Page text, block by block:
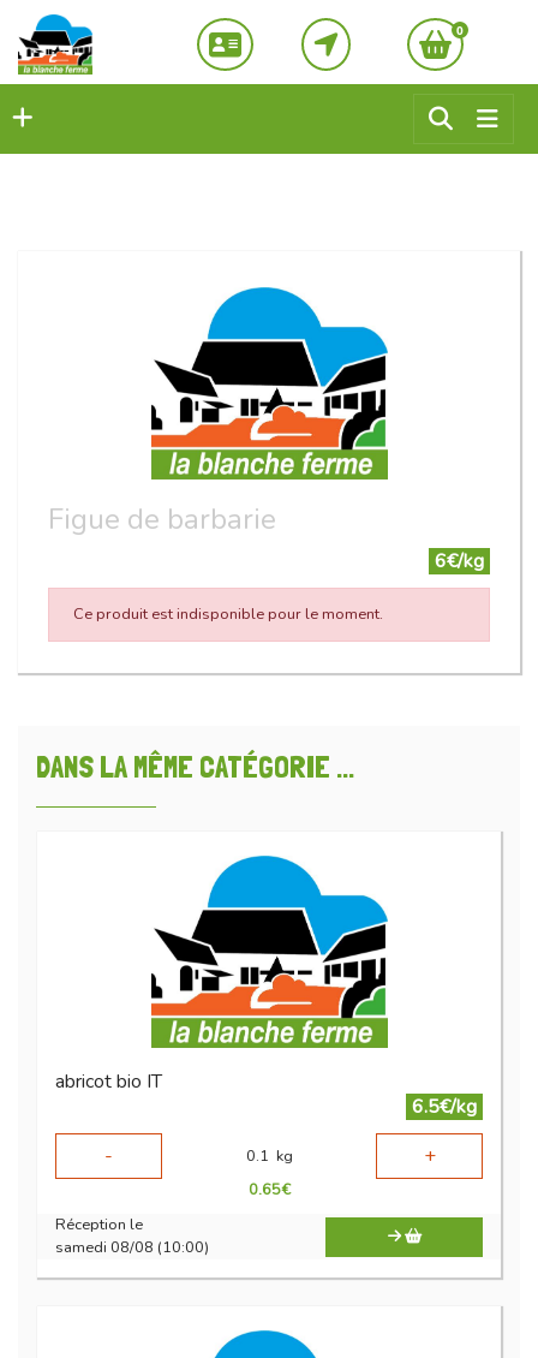
0
Figue de barbarie
6€/kg
Ce produit est indisponible pour le moment.
DANS LA MÊME CATÉGORIE ...
abricot bio IT
6.5€/kg
-
0.1 kg +
0.65€
Réception le
samedi 08/08 (10:00)